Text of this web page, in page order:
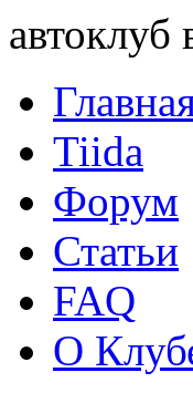
автоклуб
Tiida
Форум
Статьи
FAQ
О